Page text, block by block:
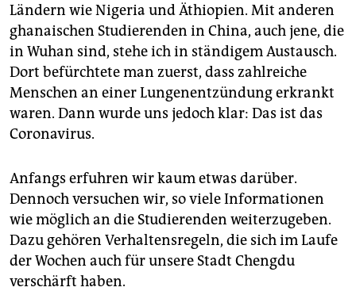
Ländern wie Nigeria und Äthiopien. Mit anderen
ghanaischen Studierenden in China, auch jene, die
in Wuhan sind, stehe ich in ständigem Austausch.
Dort befürchtete man zuerst, dass zahlreiche
Menschen an einer Lungenentzündung erkrankt
waren. Dann wurde uns jedoch klar: Das ist das
Coronavirus.
Anfangs erfuhren wir kaum etwas darüber.
Dennoch versuchen wir, so viele Informationen
wie möglich an die Studierenden weiterzugeben.
Dazu gehören Verhaltensregeln, die sich im Laufe
der Wochen auch für unsere Stadt Chengdu
verschärft haben.